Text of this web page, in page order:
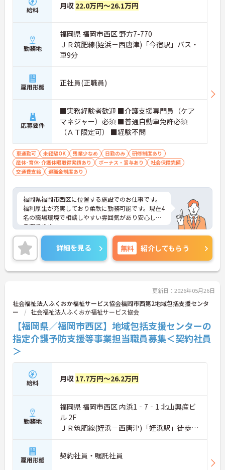
給料 月収 22.0万円～26.1万円
勤務地
福岡県 福岡市西区 野方7-770
ＪＲ筑肥線(姪浜－西唐津)「今宿駅」バス・
車9分
雇用形態 正社員(正職員)
応募要件
■実務経験者歓迎 ■介護支援専門員（ケア
マネジャー）必須 ■普通自動車免許必須
（ＡＴ限定可） ■経験不問
車通勤可 未経験OK 残業少なめ 日勤のみ
研修制度あり
産休･育休･介護休暇取得実績あり
ボーナス・賞与あり
社会保険完備
交通費支給
退職金制度あり
福岡県福岡市西区に位置する施設でのお仕事です。
福利厚生が充実しており柔軟に勤務可能です。現在4
名の職場環境で相談しやすい雰囲気があり安心して
業務できます。
ご興味のある方には、面接対策ポイントなど、さら
に詳細をご案内しますのでお気軽にご相談くださ
い！
詳細を見る 無料 紹介してもらう
更新日：2026年05月26日
社会福祉法人ふくおか福祉サービス協会福岡市西第2地域包括支援センタ
ー
社会福祉法人ふくおか福祉サービス協会
【福岡県／福岡市西区】地域包括支援センターの
指定介護予防支援等事業担当職員募集＜契約社員
＞
給料 月収 17.7万円～26.2万円
勤務地
福岡県 福岡市西区 内浜1‐7‐1 北山興産ビ
ル 2F
ＪＲ筑肥線(姪浜－西唐津)「姪浜駅」徒歩6
分
雇用形態 契約社員・嘱託社員